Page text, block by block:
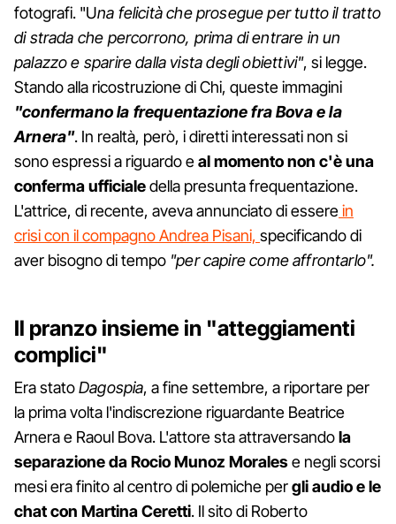
fotografi. "Una felicità che prosegue per tutto il tratto
di strada che percorrono, prima di entrare in un
palazzo e sparire dalla vista degli obiettivi", si legge.
Stando alla ricostruzione di Chi, queste immagini
"confermano la frequentazione fra Bova e la
Arnera". In realtà, però, i diretti interessati non si
sono espressi a riguardo eal momento non c'è una
conferma ufficialedella presunta frequentazione.
L'attrice, di recente, aveva annunciato di esserein
crisi con il compagno Andrea Pisani, specificando di
aver bisogno di tempo "per capire come affrontarlo".
Il pranzo insieme in "atteggiamenti
complici"
Era statoDagospia, a fine settembre, a riportare per
la prima volta l'indiscrezione riguardante Beatrice
Arnera e Raoul Bova. L'attore sta attraversandola
separazione da Rocio Munoz Moralese negli scorsi
mesi era finito al centro di polemiche pergli audio e le
chat con Martina Ceretti. Il sito di Roberto